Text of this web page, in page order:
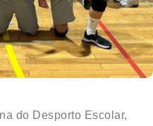
do Desporto Escolar,